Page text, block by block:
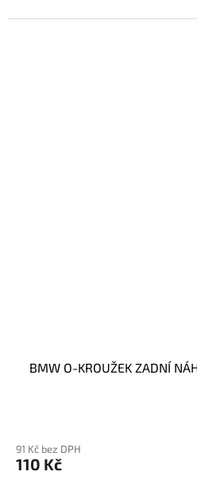
BMW O-KROUŽEK ZADNÍ
91 Kč bez DPH
110 Kč